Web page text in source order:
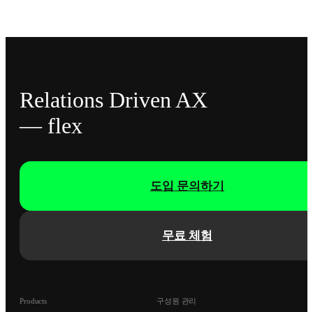
Relations Driven AX
— flex
무료 체험
도입 문의하기
Products 구성원 관리